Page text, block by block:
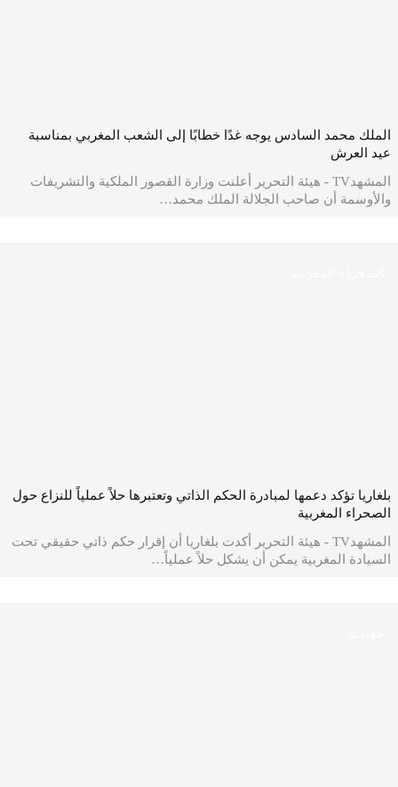
الملك محمد السادس يوجه غدًا خطابًا إلى الشعب المغربي بمناسبة
عيد العرش
المشهدTV - هيئة التحرير أعلنت وزارة القصور الملكية والتشريفات
والأوسمة أن صاحب الجلالة الملك محمد…
بلغاريا تؤكد دعمها لمبادرة الحكم الذاتي وتعتبرها حلاً عملياً للنزاع حول
الصحراء المغربية
المشهدTV - هيئة التحرير أكدت بلغاريا أن إقرار حكم ذاتي حقيقي تحت
السيادة المغربية يمكن أن يشكل حلاً عملياً…